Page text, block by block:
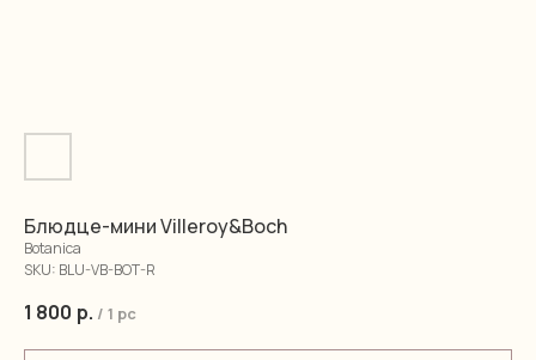
Блюдце-мини Villeroy&Boch
Botanica
SKU: BLU-VB-BOT-R
1 800 р. / 1 pc